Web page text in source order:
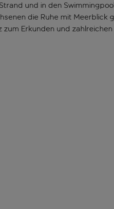
und in den
die Ruhe mit
Erkunden und